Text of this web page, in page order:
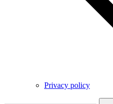
Privacy policy